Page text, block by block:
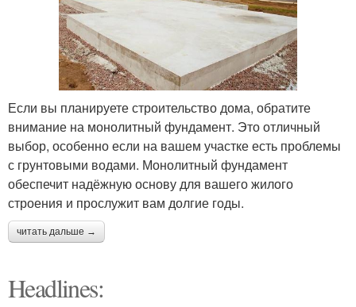
Если вы планируете строительство дома, обратите
внимание на монолитный фундамент. Это отличный
выбор, особенно если на вашем участке есть проблемы
с грунтовыми водами. Монолитный фундамент
обеспечит надёжную основу для вашего жилого
строения и прослужит вам долгие годы.
читать дальше →
Headlines: